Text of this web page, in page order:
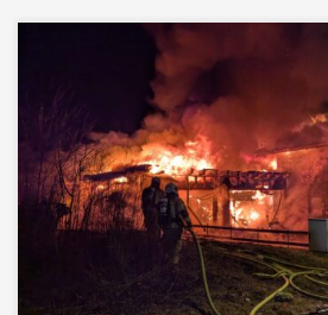
Am Dienstag den, 24.03.2026 wurde die
Kufstein um 23:23 Uhr zu einem
Drehleiter nach Langkampfen alarmiert.
Einsatzkräfte stand die Garage eines
Vollbrand. Das Feuer hatte zu diesem
Wohngebäude sowie den Dachstuhl